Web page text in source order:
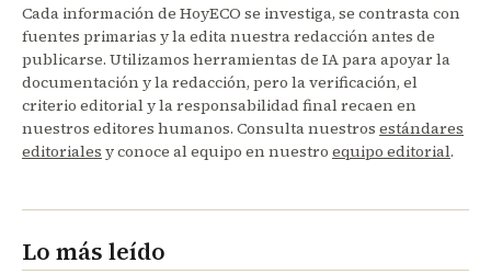
Cada información de HoyECO se investiga, se contrasta con
fuentes primarias y la edita nuestra redacción antes de
publicarse. Utilizamos herramientas de IA para apoyar la
documentación y la redacción, pero la verificación, el
criterio editorial y la responsabilidad final recaen en
nuestros editores humanos. Consulta nuestros estándares
editoriales y conoce al equipo en nuestro equipo editorial.
Lo más leído